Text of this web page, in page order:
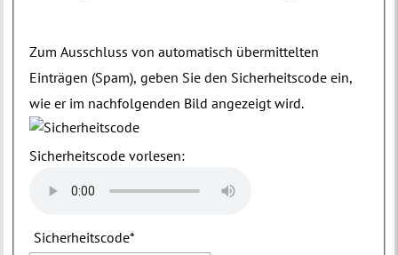
Zum Ausschluss von automatisch übermittelten
Einträgen (Spam), geben Sie den Sicherheitscode ein,
wie er im nachfolgenden Bild angezeigt wird.
Sicherheitscode vorlesen:
Sicherheitscode*